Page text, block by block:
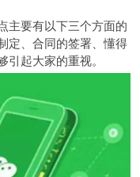
主要有以下三个方面的
定、合同的签署、懂得
起大家的重视。